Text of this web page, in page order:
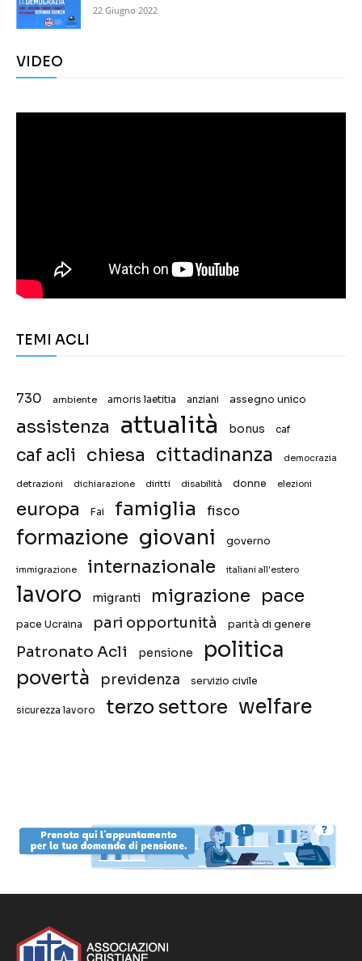
22 Giugno 2022
VIDEO
TEMI ACLI
730 ambiente amoris laetitia anziani assegno unico
assistenza attualità bonus caf
caf acli chiesa cittadinanza democrazia
detrazioni dichiarazione diritti disabilità donne elezioni
europa Fai famiglia fisco
formazione giovani governo
immigrazione internazionale italiani all'estero
lavoro migranti migrazione pace
pace Ucraina pari opportunità parità di genere
Patronato Acli pensione politica
povertà previdenza servizio civile
sicurezza lavoro terzo settore welfare